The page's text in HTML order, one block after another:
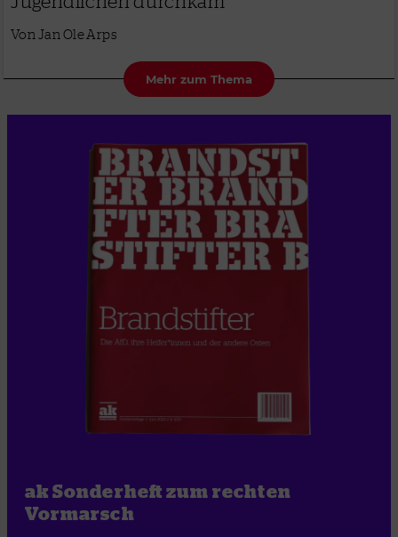
Von Jan Ole Arps
Mehr zum Thema
ak Sonderheft zum rechten
Vormarsch